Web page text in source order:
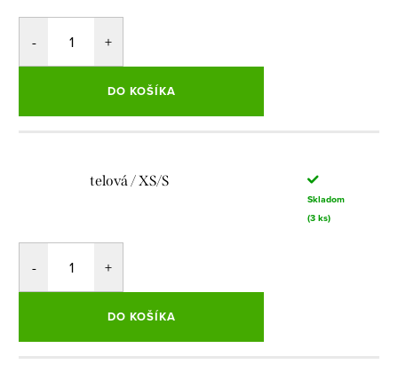
DO KOŠÍKA
telová / XS/S
Skladom
(3 ks)
DO KOŠÍKA